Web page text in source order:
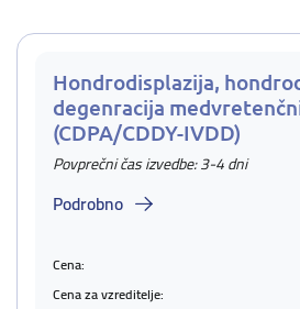
Hondrodisplazija,
degenracija
(CDPA/CDDY-IVDD)
Povprečni čas izvedbe: 3-4 dni
Podrobno
Cena:
Cena za vzreditelje: